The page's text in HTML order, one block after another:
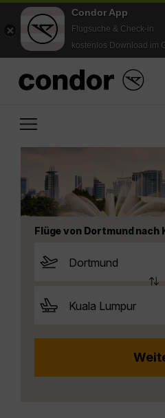
Condor App
Flugsuche & Check-in
kostenlos Download im
Flüge von Dortmund nach